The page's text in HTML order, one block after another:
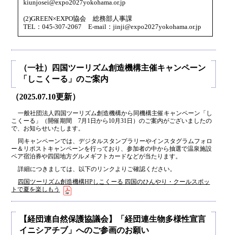
kiunjosei@expo2027yokohama.or.jp
(2)GREEN×EXPO協会 総務部人事課
TEL：045-307-2067 E-mail：jinji@expo2027yokohama.or.jp
（一社）四国ツーリズム創造機構主催キャンペーン
「しこくーる」のご案内
（2025.07.10更新）
一般社団法人四国ツーリズム創造機構から同機構主催キャンペーン「し
こくーる」（開催期間 7月1日から10月31日）のご案内がございましたの
で、お知らせいたします。
同キャンペーンでは、デジタルスタンプラリーやインスタグラムフォロ
ー＆リポストキャンペーンを行っており、参加者の中から抽選で温泉施設
ペア宿泊券や四国地方グルメギフトカードなどが当たります。
詳細につきましては、以下のリンクよりご確認ください。
四国ツーリズム創造機構HPしこくーる 四国のひんやり・クールスポッ
トで夏を楽しもう
【経団連自然保護協議会】「経団連生物多様性宣言
イニシアチブ」へのご参画のお願い